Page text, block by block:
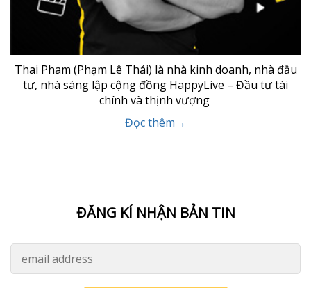
Thai Pham (Phạm Lê Thái) là nhà kinh doanh, nhà đầu
tư, nhà sáng lập cộng đồng HappyLive – Đầu tư tài
chính và thịnh vượng
Đọc thêm→
ĐĂNG KÍ NHẬN BẢN TIN